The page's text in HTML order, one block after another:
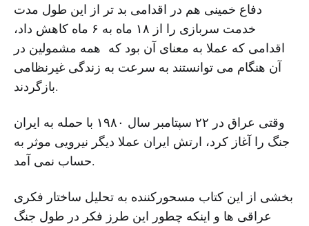
دفاع خمینی هم در اقدامی بد تر از این طول مدت
خدمت سربازی را از ۱۸ ماه به ۶ ماه کاهش داد،
اقدامی که عملا به معنای آن بود که همه مشمولین در
آن هنگام می توانستند به سرعت به زندگی غیرنظامی
بازگردند.
وقتی عراق در ۲۲ سپتامبر سال ۱۹۸۰ با حمله به ایران
جنگ را آغاز کرد، ارتش ایران عملا دیگر نیرویی موثر به
حساب نمی آمد.
بخشی از این کتاب مسحورکننده به تحلیل ساختار فکری
عراقی ها و اینکه چطور این طرز فکر در طول جنگ